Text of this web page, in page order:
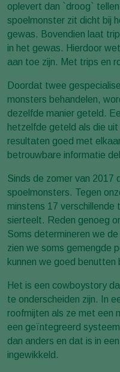
oplevert dan `droog`
spoelmonster zit dicht bij
gewas. Bovendien laat
in het gewas. Hierdoor
aan toe zijn. Met trips en
Doordat twee
monsters behandelen,
dezelfde manier geteld.
hetzelfde geteld als die
resultaten goed met
betrouwbare informatie
Sinds de zomer van 2017
spoelmonsters. Tegen
minstens 17 verschillende
sierteelt. Reden genoeg
Soms determineren we
zien we soms gemengde
kunnen we goed benutten
Het is een cowboystory
te onderscheiden zijn. In
roofmijten als ze met een
een geïntegreerd
dan anders en dat is in
ingewikkeld.